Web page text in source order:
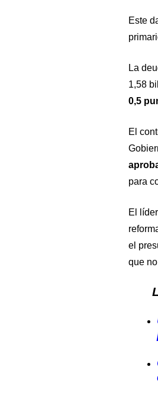
Este
La
1,58
0,5
El
para
El
el
que